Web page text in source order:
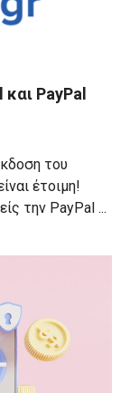
PayPal
του
έτοιμη!
την PayPal ...